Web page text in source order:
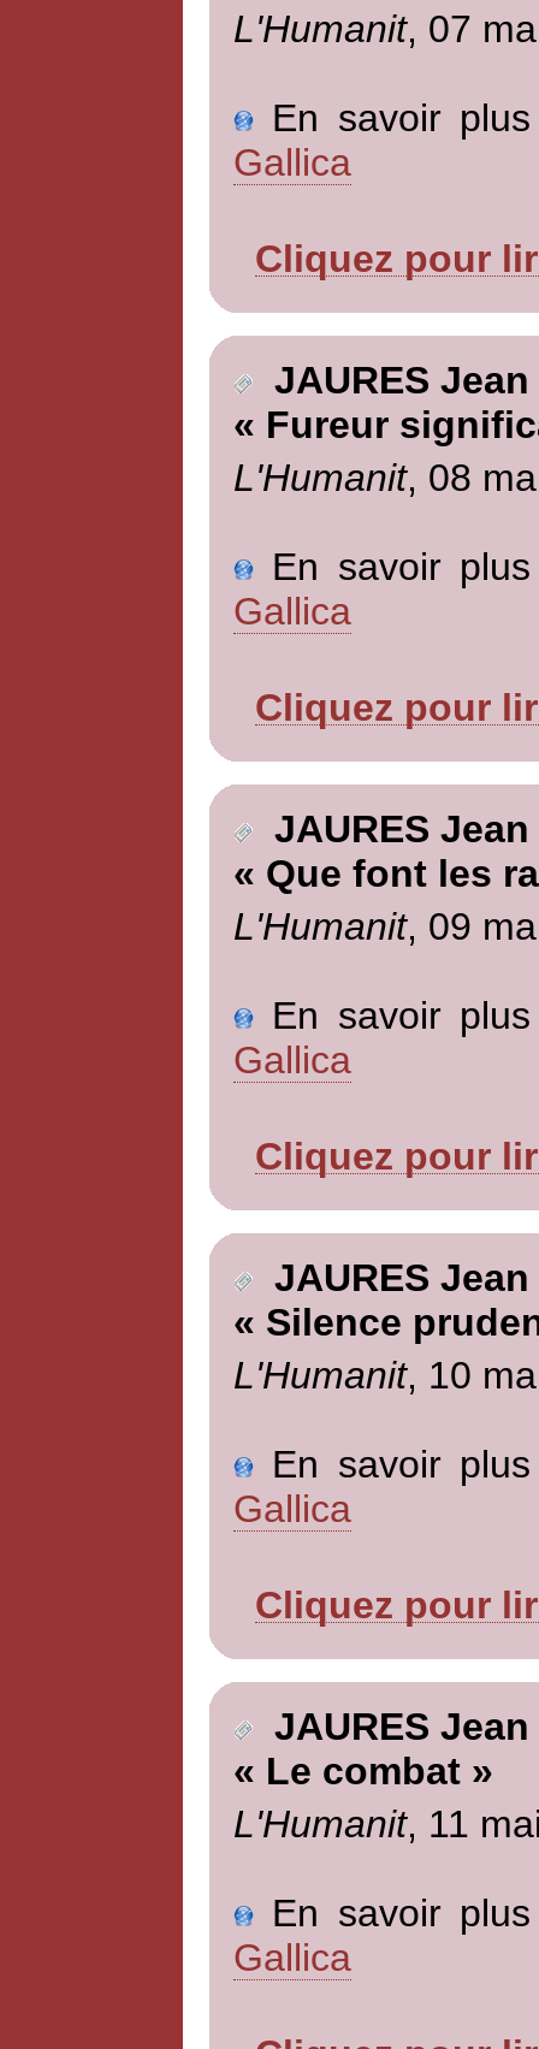
L'Humanit, 07
En savoir
Gallica
Cliquez pour
JAURES Jean
« Fureur
L'Humanit, 08
En savoir
Gallica
Cliquez pour
JAURES Jean
« Que font les
L'Humanit, 09
En savoir
Gallica
Cliquez pour
JAURES Jean
« Silence
L'Humanit, 10
En savoir
Gallica
Cliquez pour
JAURES Jean
« Le combat »
L'Humanit, 11
En savoir
Gallica